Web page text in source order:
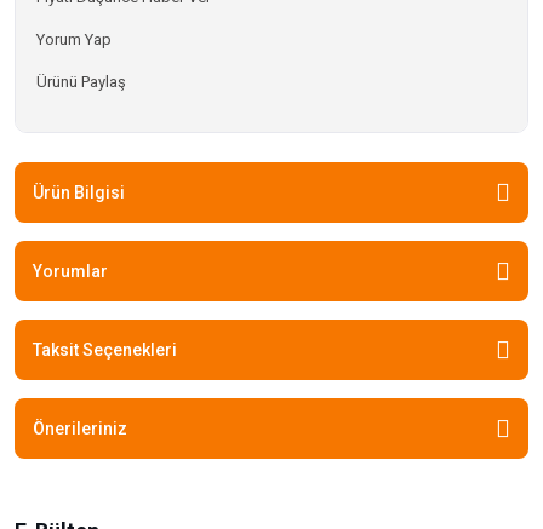
Yorum Yap
Ürünü Paylaş
Ürün Bilgisi
Yorumlar
Taksit Seçenekleri
Önerileriniz